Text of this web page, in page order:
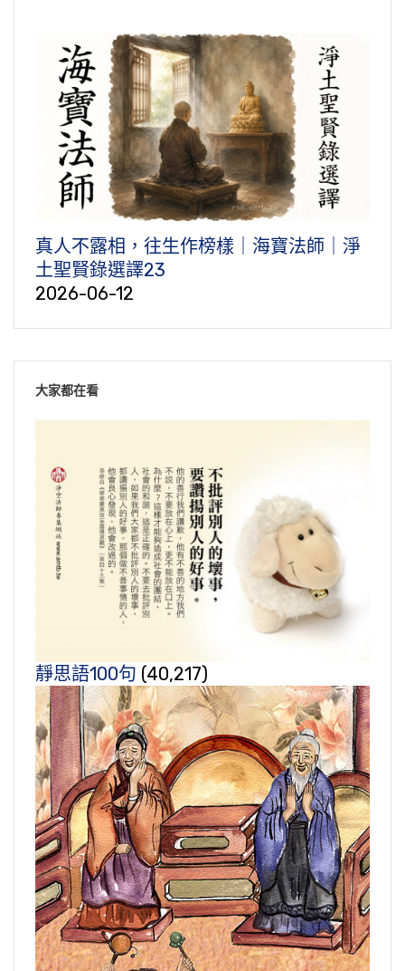
真人不露相，往生作榜樣｜海寶法師｜淨
土聖賢錄選譯23
2026-06-12
大家都在看
靜思語100句 (40,217)